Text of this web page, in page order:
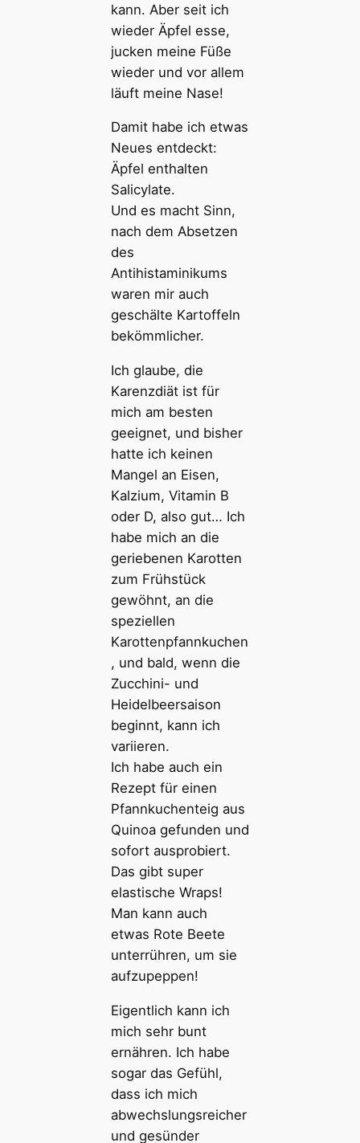
kann. Aber seit ich
wieder Äpfel esse,
jucken meine Füße
wieder und vor allem
läuft meine Nase!
Damit habe ich etwas
Neues entdeckt:
Äpfel enthalten
Salicylate.
Und es macht Sinn,
nach dem Absetzen
des
Antihistaminikums
waren mir auch
geschälte Kartoffeln
bekömmlicher.
Ich glaube, die
Karenzdiät ist für
mich am besten
geeignet, und bisher
hatte ich keinen
Mangel an Eisen,
Kalzium, Vitamin B
oder D, also gut… Ich
habe mich an die
geriebenen Karotten
zum Frühstück
gewöhnt, an die
speziellen
Karottenpfannkuchen
, und bald, wenn die
Zucchini- und
Heidelbeersaison
beginnt, kann ich
variieren.
Ich habe auch ein
Rezept für einen
Pfannkuchenteig aus
Quinoa gefunden und
sofort ausprobiert.
Das gibt super
elastische Wraps!
Man kann auch
etwas Rote Beete
unterrühren, um sie
aufzupeppen!
Eigentlich kann ich
mich sehr bunt
ernähren. Ich habe
sogar das Gefühl,
dass ich mich
abwechslungsreicher
und gesünder